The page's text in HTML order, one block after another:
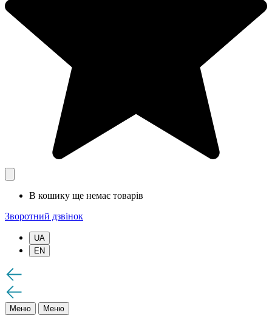
В кошику ще немає товарів
Зворотний дзвінок
UA
EN
Меню Меню